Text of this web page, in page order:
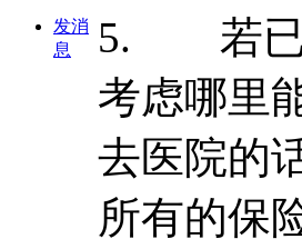
发消
息
5. 若已
考虑哪里
去医院的
所有的保